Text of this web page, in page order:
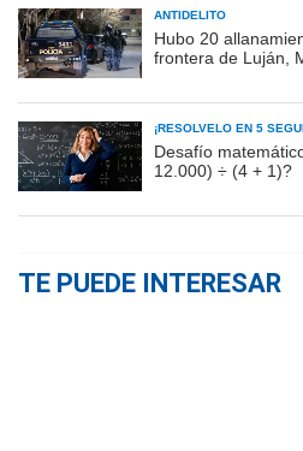
ANTIDELITO
Hubo 20
frontera de Luján,
¡RESOLVELO EN 5
Desafío
12.000) ÷ (4 + 1)?
TE PUEDE INTERESAR